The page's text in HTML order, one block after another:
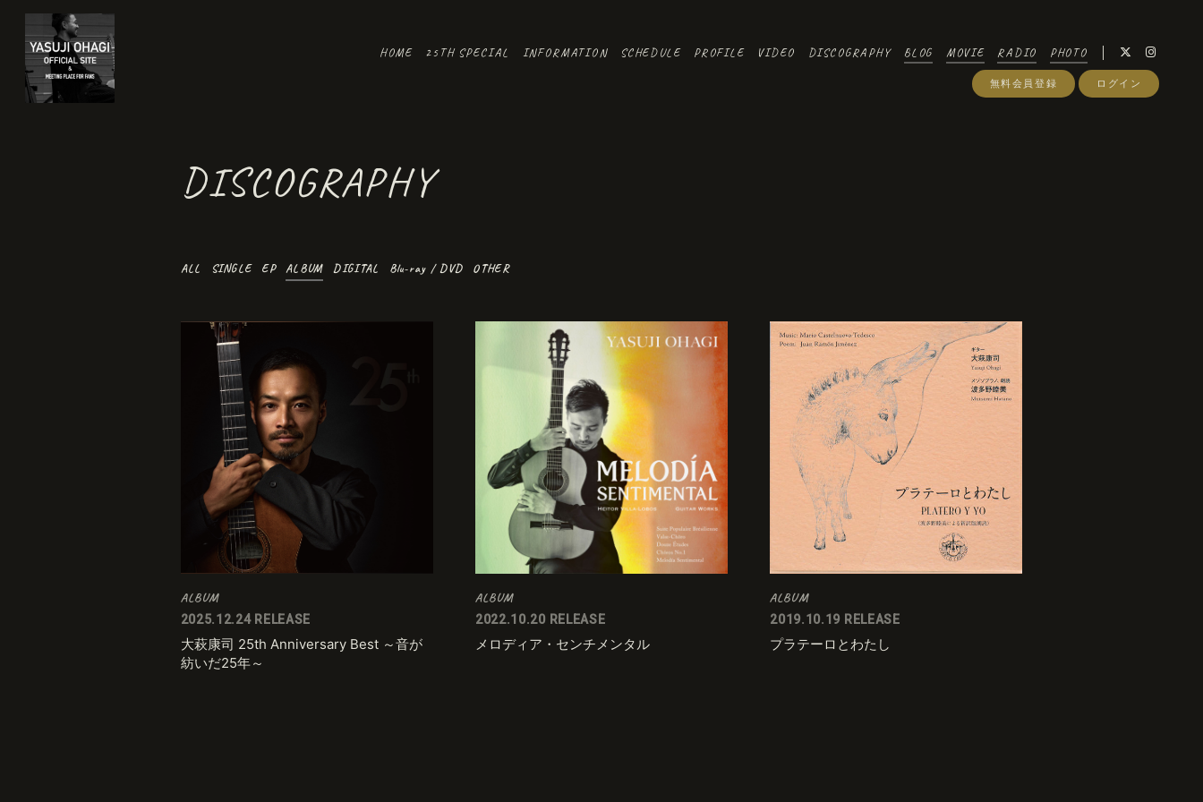
HOME 25TH SPECIAL INFORMATION SCHEDULE PROFILE VIDEO DISCOGRAPHY BLOG MOVIE RADIO PHOTO
無料会員登録 ログイン
DISCOGRAPHY
ALL SINGLE EP ALBUM DIGITAL Blu-ray / DVD OTHER
ALBUM
2025.12.24 RELEASE
大萩康司 25th Anniversary Best ～音が
紡いだ25年～
ALBUM
2022.10.20 RELEASE
メロディア・センチメンタル
ALBUM
2019.10.19 RELEASE
プラテーロとわたし